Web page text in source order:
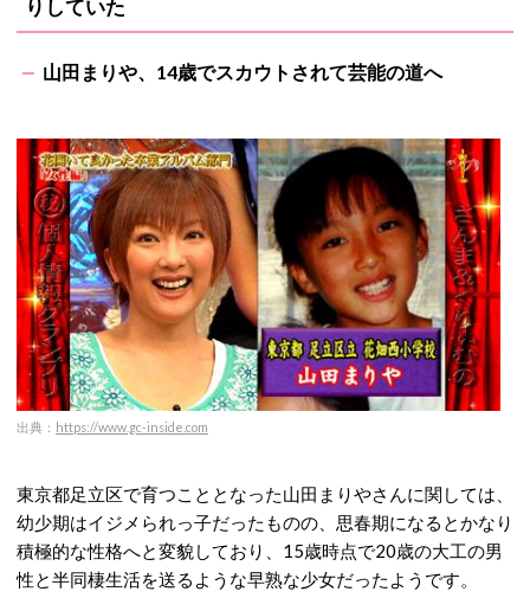
りしていた
山田まりや、14歳でスカウトされて芸能の道へ
出典： https://www.gc-inside.com
東京都足立区で育つこととなった山田まりやさんに関しては、
幼少期はイジメられっ子だったものの、思春期になるとかなり
積極的な性格へと変貌しており、15歳時点で20歳の大工の男
性と半同棲生活を送るような早熟な少女だったようです。